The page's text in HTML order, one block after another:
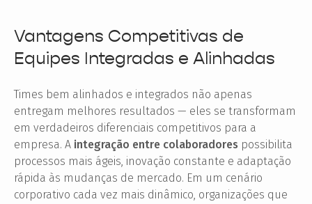
Vantagens Competitivas de
Equipes Integradas e Alinhadas
Times bem alinhados e integrados não apenas
entregam melhores resultados — eles se transformam
em verdadeiros diferenciais competitivos para a
empresa. A integração entre colaboradores possibilita
processos mais ágeis, inovação constante e adaptação
rápida às mudanças de mercado. Em um cenário
corporativo cada vez mais dinâmico, organizações que